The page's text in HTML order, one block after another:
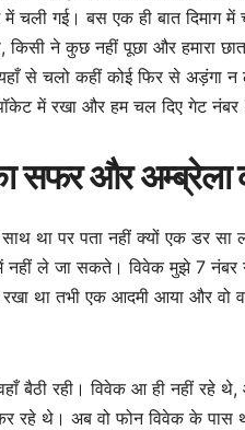
में चली गई। बस एक ही बात दिमाग में
किसी ने कुछ नहीं पूछा और हमारा
से चलो कहीं कोई फिर से अड़ंगा न
में रखा और हम चल दिए गेट नंबर
सफर और अम्ब्रेला
साथ था पर पता नहीं क्यों एक डर
नहीं ले जा सकते। विवेक मुझे 7
था तभी एक आदमी आया और वो
बैठी रही। विवेक आ ही नहीं रहे
रहे थे। अब वो फोन विवेक के पास